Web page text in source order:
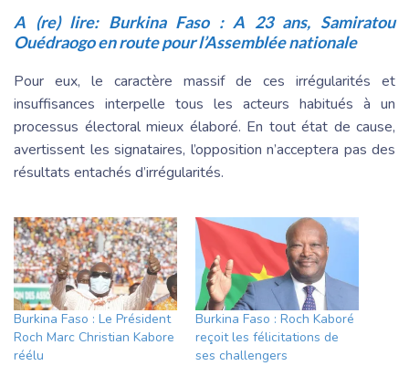
A (re) lire: Burkina Faso : A 23 ans, Samiratou
Ouédraogo en route pour l’Assemblée nationale
Pour eux, le caractère massif de ces irrégularités et
insuffisances interpelle tous les acteurs habitués à un
processus électoral mieux élaboré. En tout état de cause,
avertissent les signataires, l’opposition n’acceptera pas des
résultats entachés d’irrégularités.
Burkina Faso : Le Président
Roch Marc Christian Kabore
réélu
Burkina Faso : Roch Kaboré
reçoit les félicitations de
ses challengers